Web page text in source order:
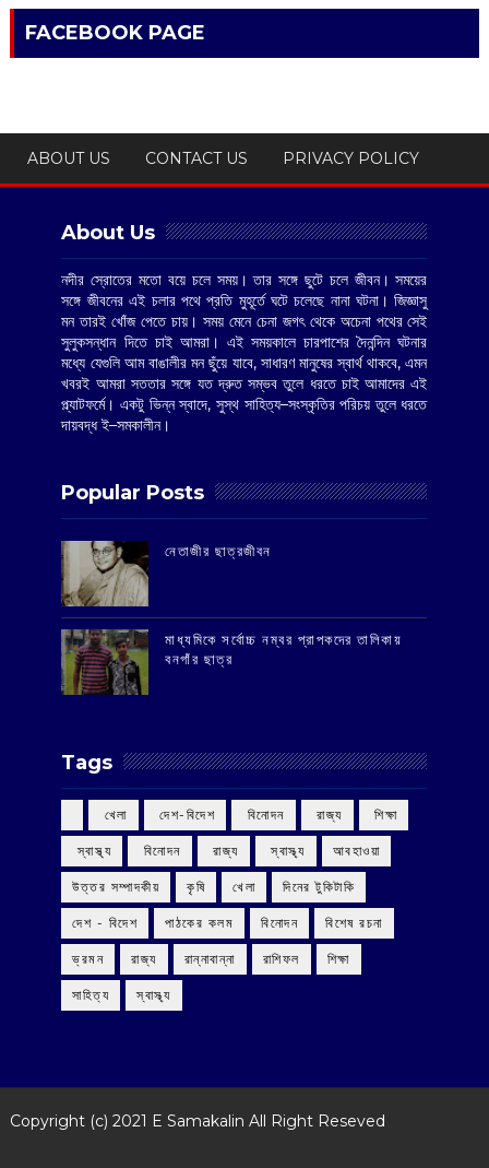
FACEBOOK PAGE
ABOUT US CONTACT US PRIVACY POLICY
About Us
নদীর স্রোতের মতো বয়ে চলে সময়। তার সঙ্গে ছুটে চলে জীবন। সময়ের
সঙ্গে জীবনের এই চলার পথে প্রতি মুহূর্তে ঘটে চলেছে নানা ঘটনা। জিজ্ঞাসু
মন তারই খোঁজ পেতে চায়। সময় মেনে চেনা জগৎ থেকে অচেনা পথের সেই
সুলুকসন্ধান দিতে চাই আমরা। এই সময়কালে চারপাশের দৈনন্দিন ঘটনার
মধ্যে যেগুলি আম বাঙালীর মন ছুঁয়ে যাবে, সাধারণ মানুষের স্বার্থ থাকবে, এমন
খবরই আমরা সততার সঙ্গে যত দ্রুত সম্ভব তুলে ধরতে চাই আমাদের এই
প্ল্যাটফর্মে। একটু ভিন্ন স্বাদে, সুস্থ সাহিত্য–সংস্কৃতির পরিচয় তুলে ধরতে
দায়বদ্ধ ই–সমকালীন।
Popular Posts
‌নেতাজীর ছাত্রজীবন
মাধ্যমিকে সর্বোচ্চ নম্বর প্রাপকদের তালিকায়
বনগাঁর ছাত্র
Tags
‌ খেলা ‌ দেশ-বিদেশ ‌ বিনোদন ‌ রাজ্য ‌ শিক্ষা
‌ স্বাস্থ্য ‌ বিনোদন ‌ রাজ্য ‌ স্বাস্থ্য আবহাওয়া
উত্তর সম্পাদকীয় কৃষি খেলা দিনের টুকিটাকি
দেশ - বিদেশ পাঠকের কলম বিনোদন বিশেষ রচনা
ভ্রমন রাজ্য রান্নাবান্না রাশিফল শিক্ষা
সাহিত্য স্বাস্থ্য
Copyright (c) 2021 E Samakalin All Right Reseved